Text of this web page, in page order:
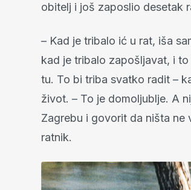
obitelj i još zaposlio desetak
– Kad je tribalo ić u rat, iša
kad je tribalo zapošljavat, i
tu. To bi triba svatko radit –
život. – To je domoljublje. A
Zagrebu i govorit da ništa ne
ratnik.